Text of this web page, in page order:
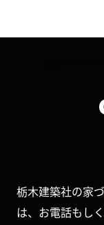
栃木建築社の家
は、お電話もし